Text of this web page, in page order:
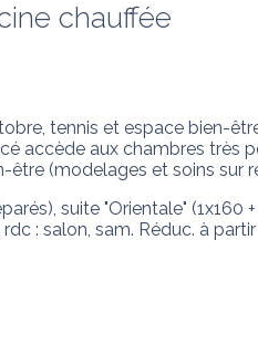
chauffée
tennis et espace bien-
accède aux chambres très
(modelages et soins sur
suite "Orientale"
: salon, sam. Réduc. à